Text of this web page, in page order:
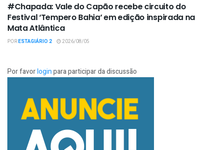
#Chapada: Vale do Capão recebe circuito do
Festival ‘Tempero Bahia’ em edição inspirada na
Mata Atlântica
PORESTAGIÁRIO 2 2026/08/05
Por favorloginpara participar da discussão